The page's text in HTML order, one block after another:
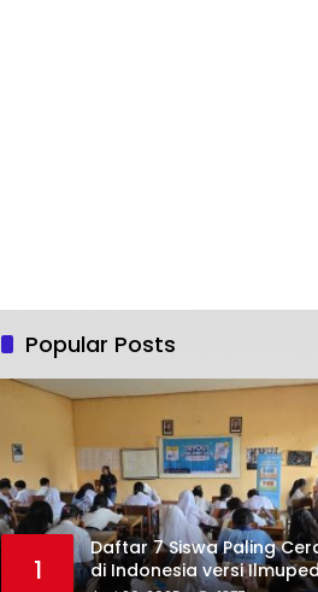
Popular Posts
1
Daftar 7 Siswa Paling
di Indonesia versi